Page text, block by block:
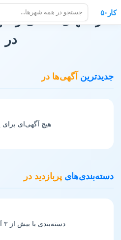
کار۵۰فرصتهای شغلی و
در
جدیدترینآگهی‌ها در
هیچ آگهی‌ای
دسته‌بندی‌های پربازدید در
دسته‌بندی با بیش از ۳ آگهی یافت نشد.